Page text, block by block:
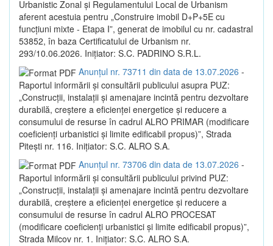
Urbanistic Zonal și Regulamentului Local de Urbanism
aferent acestuia pentru „Construire imobil D+P+5E cu
funcțiuni mixte - Etapa I”, generat de imobilul cu nr. cadastral
53852, în baza Certificatului de Urbanism nr.
293/10.06.2026. Inițiator: S.C. PADRINO S.R.L.
Anunțul nr. 73711 din data de 13.07.2026 -
Raportul informării și consultării publicului asupra PUZ:
„Construcții, instalații și amenajare incintă pentru dezvoltare
durabilă, creștere a eficienței energetice și reducere a
consumului de resurse în cadrul ALRO PRIMAR (modificare
coeficienți urbanistici și limite edificabil propus)”, Strada
Pitești nr. 116. Inițiator: S.C. ALRO S.A.
Anunțul nr. 73706 din data de 13.07.2026 -
Raportul informării și consultării publicului privind PUZ:
„Construcții, instalații și amenajare incintă pentru dezvoltare
durabilă, creștere a eficienței energetice și reducere a
consumului de resurse în cadrul ALRO PROCESAT
(modificare coeficienți urbanistici și limite edificabil propus)”,
Strada Milcov nr. 1. Inițiator: S.C. ALRO S.A.